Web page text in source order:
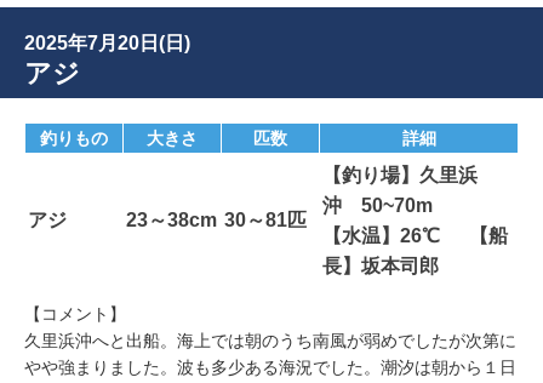
2025年7月20日(日)
アジ
釣りもの 大きさ 匹数 詳細
アジ 23～38cm 30～81匹
【釣り場】久里浜
沖 50~70m
【水温】26℃ 【船
長】坂本司郎
【コメント】
久里浜沖へと出船。海上では朝のうち南風が弱めでしたが次第に
やや強まりました。波も多少ある海況でした。潮汐は朝から１日